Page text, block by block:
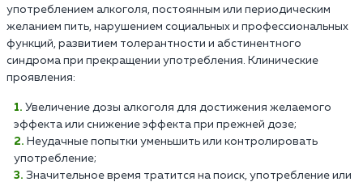
употреблением алкоголя, постоянным или периодическим
желанием пить, нарушением социальных и профессиональных
функций, развитием толерантности и абстинентного
синдрома при прекращении употребления. Клинические
проявления:
Увеличение дозы алкоголя для достижения желаемого
эффекта или снижение эффекта при прежней дозе;
Неудачные попытки уменьшить или контролировать
употребление;
Значительное время тратится на поиск, употребление или